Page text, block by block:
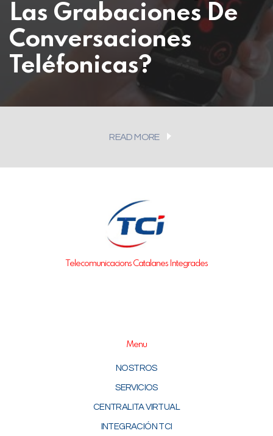
Las Grabaciones De
Conversaciones
Teléfonicas?
READ MORE
Telecomunicacions Catalanes Integrades
Menu
NOSTROS
SERVICIOS
CENTRALITA VIRTUAL
INTEGRACIÓN TCI